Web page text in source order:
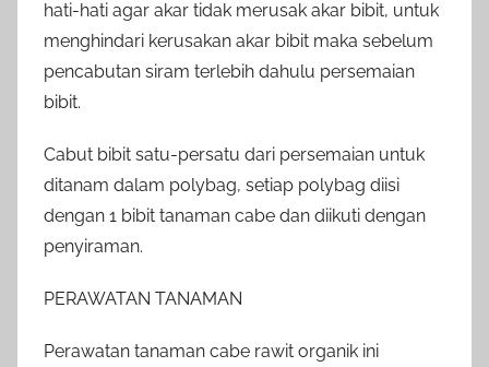
hati-hati agar akar tidak merusak akar bibit, untuk
menghindari kerusakan akar bibit maka sebelum
pencabutan siram terlebih dahulu persemaian
bibit.
Cabut bibit satu-persatu dari persemaian untuk
ditanam dalam polybag, setiap polybag diisi
dengan 1 bibit tanaman cabe dan diikuti dengan
penyiraman.
PERAWATAN TANAMAN
Perawatan tanaman cabe rawit organik ini